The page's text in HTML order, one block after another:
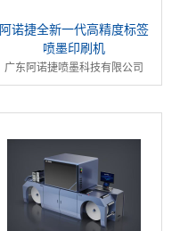
阿诺捷全新一代高精度标签
喷墨印刷机
广东阿诺捷喷墨科技有限公司